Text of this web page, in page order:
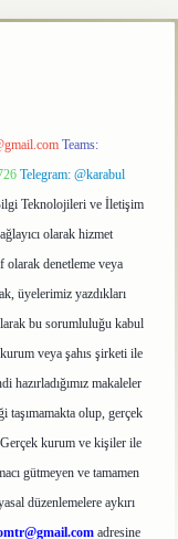
Teams:
Telegram: @karabul
Teknolojileri ve İletişim
olarak hizmet
denetleme veya
üyelerimiz yazdıkları
bu sorumluluğu kabul
veya şahıs şirketi ile
hazırladığımız makaleler
taşımamakta olup, gerçek
Gerçek kurum ve kişiler ile
gütmeyen ve tamamen
düzenlemelere aykırı
adresine